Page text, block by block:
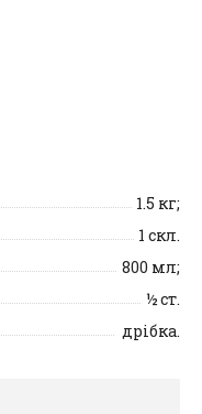
1.5 кг;
1 скл.
800 мл;
½ст.
дрібка.